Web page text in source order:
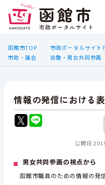
函館市TOP 市政ポータルサイト
市政・議会
協働・男女共同参画
情報の発信における
公開日
男女共同参画の視点から
函館市職員のための情報の発